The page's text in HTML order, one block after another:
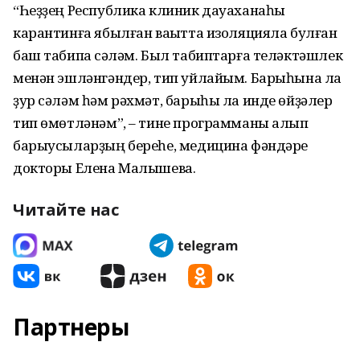
“Һеҙҙең Республика клиник дауаханаһы
карантинға ябылған ваҡытта изоляцияла булған
баш табипҡа сәләм. Был табиптарға теләктәшлек
менән эшләнгәндер, тип уйлайым. Барыһына ла
ҙур сәләм һәм рәхмәт, барыһы ла инде өйҙәлер
тип өмөтләнәм”, – тине программаны алып
барыусыларҙың береһе, медицина фәндәре
докторы Елена Малышева.
Читайте нас
Партнеры